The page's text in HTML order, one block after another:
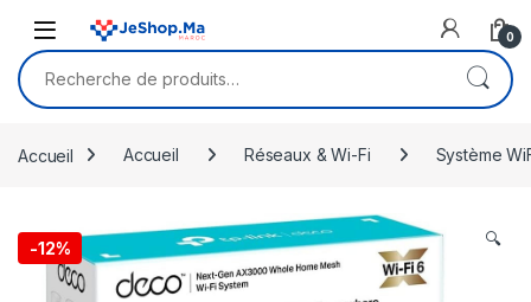
0
Recherche pour :
Accueil Accueil Réseaux & Wi-Fi Système
-12% 🔍